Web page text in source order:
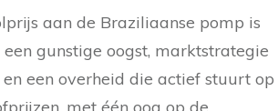
aan de Braziliaanse pomp is
gunstige oogst, marktstrategie
een overheid die actief stuurt op